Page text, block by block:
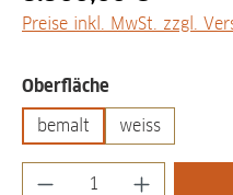
Preise inkl. MwSt. zzgl.
Oberflächeauswählen
bemalt weiss
Produkt Anzahl: